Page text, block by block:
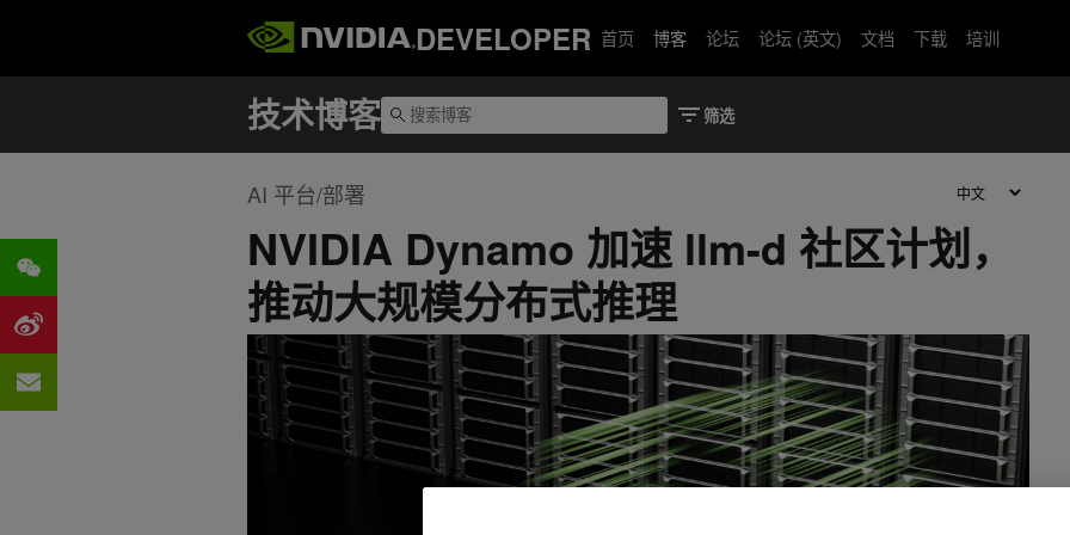
DEVELOPER 首页 博客 论坛 论坛 (英文) 文档 下载 培训
AI 平台/部署
NVIDIA Dynamo 加速 llm-d 社区计划，
推动大规模分布式推理